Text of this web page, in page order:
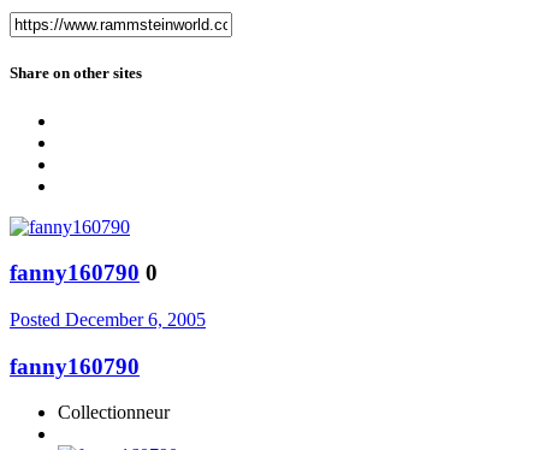
Share on other sites
fanny160790 0
Posted December 6, 2005
fanny160790
Collectionneur